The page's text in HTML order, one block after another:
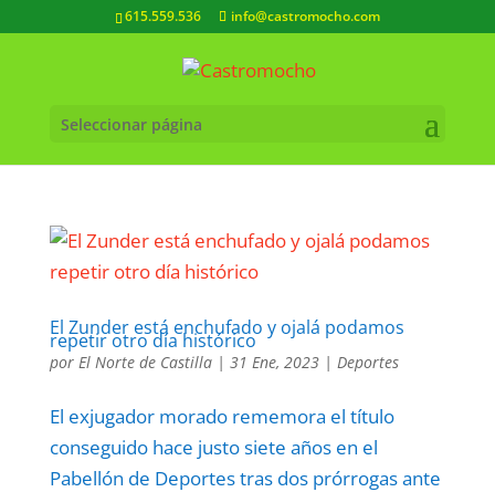
615.559.536 info@castromocho.com
Seleccionar página
El Zunder está enchufado y ojalá podamos
repetir otro día histórico
por El Norte de Castilla| 31 Ene, 2023| Deportes
El exjugador morado rememora el título
conseguido hace justo siete años en el
Pabellón de Deportes tras dos prórrogas ante